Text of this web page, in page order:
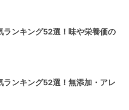
ランキング52選！味や栄養価の
ランキング52選！無添加・アレ